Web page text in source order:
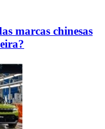
marcas chinesas